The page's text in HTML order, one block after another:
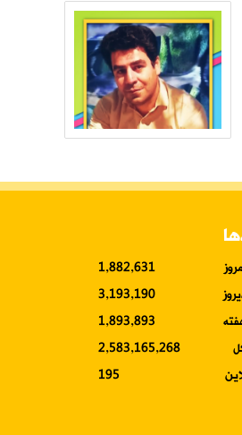
1,882,631
3,193,190
1,893,893
2,583,165,268
195